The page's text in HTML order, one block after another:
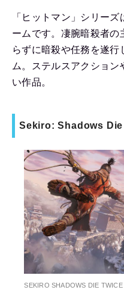
「ヒットマン」シリー
ームです。凄腕暗殺者の
らずに暗殺や任務を遂行
ム。ステルスアクショ
い作品。
Sekiro: Shadows Die
SEKIRO SHADOWS DIE TWICE